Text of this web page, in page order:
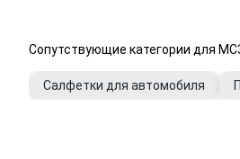
Сопутствующие категории для
Салфетки для автомобиля